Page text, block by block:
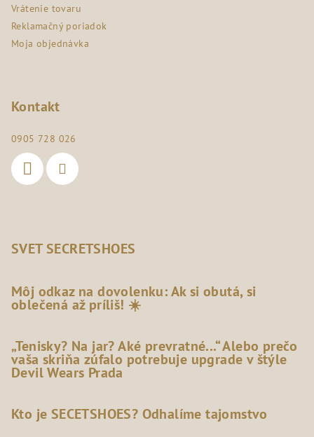
Vrátenie tovaru
Reklamačný poriadok
Moja objednávka
Kontakt
0905 728 026
SVET SECRETSHOES
Môj odkaz na dovolenku: Ak si obutá, si
oblečená až príliš! ☀️
„Tenisky? Na jar? Aké prevratné...“ Alebo prečo
vaša skriňa zúfalo potrebuje upgrade v štýle
Devil Wears Prada
Kto je SECETSHOES? Odhalíme tajomstvo